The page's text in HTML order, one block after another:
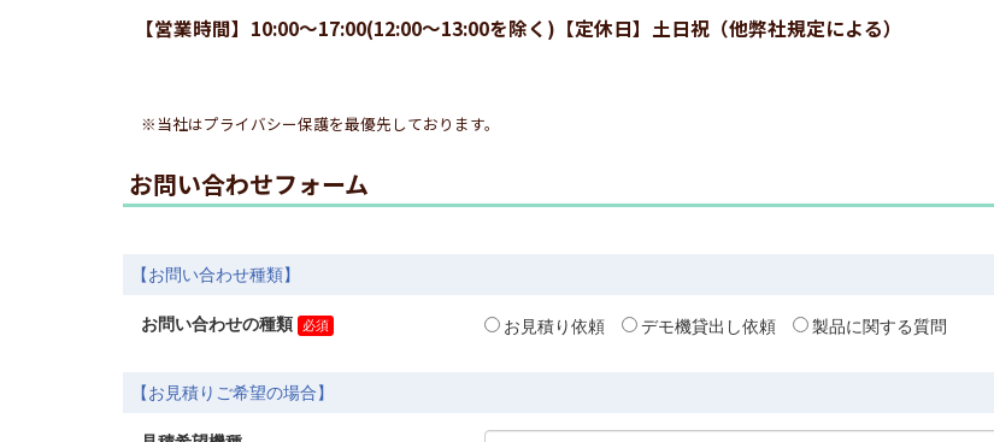
【営業時間】10:00～17:00(12:00～13:00を除く)【定休日】土日祝（他弊社規定による）
※当社はプライバシー保護を最優先しております。
お問い合わせフォーム